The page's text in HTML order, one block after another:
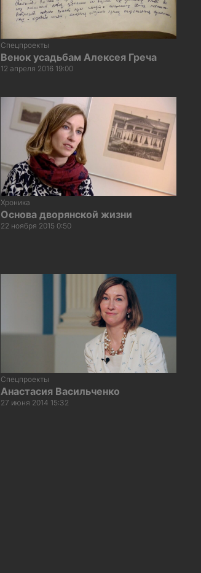
Спецпроекты
Венок усадьбам Алексея Греча
12 апреля 2016 19:00
Хроника
Основа дворянской жизни
22 ноября 2015 0:50
Спецпроекты
Анастасия Васильченко
27 июня 2014 15:32